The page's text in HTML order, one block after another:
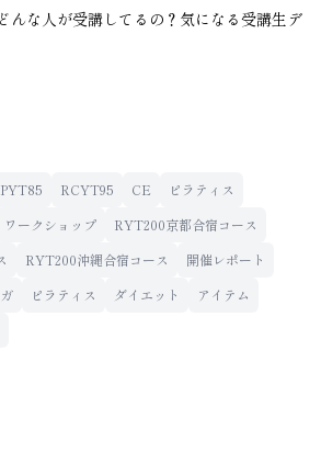
んな人が受講してるの？気になる受講生デ
RCYT95 CE
ピラティス
ワークショップ
RYT200京都合宿コース
RYT200沖縄合宿コース
開催レポート
ピラティス ダイエット
アイテム